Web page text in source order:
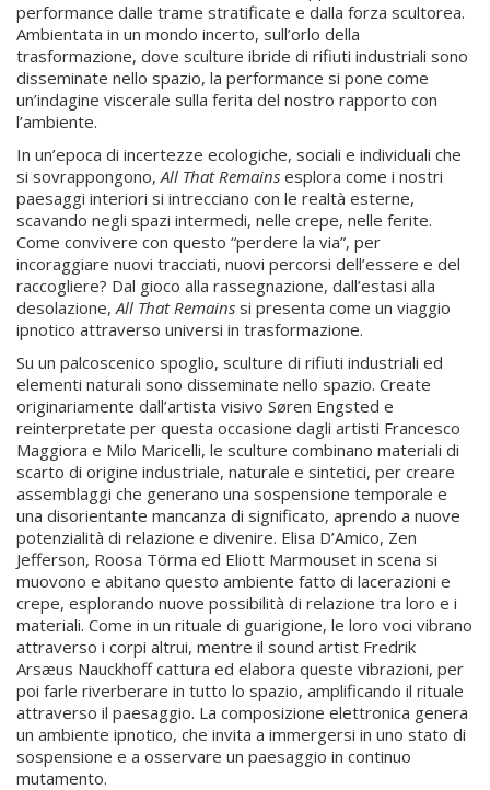
performance dalle trame stratificate e dalla forza scultorea.
Ambientata in un mondo incerto, sull’orlo della
trasformazione, dove sculture ibride di rifiuti industriali sono
disseminate nello spazio, la performance si pone come
un’indagine viscerale sulla ferita del nostro rapporto con
l’ambiente.
In un’epoca di incertezze ecologiche, sociali e individuali che
si sovrappongono, All That Remains esplora come i nostri
paesaggi interiori si intrecciano con le realtà esterne,
scavando negli spazi intermedi, nelle crepe, nelle ferite.
Come convivere con questo “perdere la via”, per
incoraggiare nuovi tracciati, nuovi percorsi dell’essere e del
raccogliere? Dal gioco alla rassegnazione, dall’estasi alla
desolazione, All That Remains si presenta come un viaggio
ipnotico attraverso universi in trasformazione.
Su un palcoscenico spoglio, sculture di rifiuti industriali ed
elementi naturali sono disseminate nello spazio. Create
originariamente dall’artista visivo Søren Engsted e
reinterpretate per questa occasione dagli artisti Francesco
Maggiora e Milo Maricelli, le sculture combinano materiali di
scarto di origine industriale, naturale e sintetici, per creare
assemblaggi che generano una sospensione temporale e
una disorientante mancanza di significato, aprendo a nuove
potenzialità di relazione e divenire. Elisa D’Amico, Zen
Jefferson, Roosa Törma ed Eliott Marmouset in scena si
muovono e abitano questo ambiente fatto di lacerazioni e
crepe, esplorando nuove possibilità di relazione tra loro e i
materiali. Come in un rituale di guarigione, le loro voci vibrano
attraverso i corpi altrui, mentre il sound artist Fredrik
Arsæus Nauckhoff cattura ed elabora queste vibrazioni, per
poi farle riverberare in tutto lo spazio, amplificando il rituale
attraverso il paesaggio. La composizione elettronica genera
un ambiente ipnotico, che invita a immergersi in uno stato di
sospensione e a osservare un paesaggio in continuo
mutamento.